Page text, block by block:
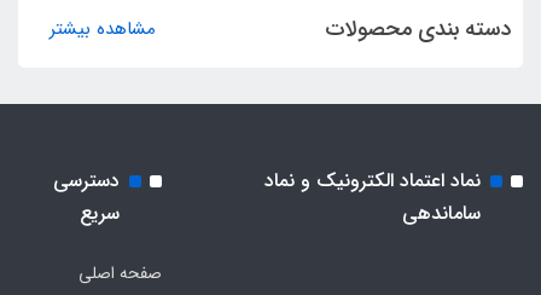
دسته بندی محصولات مشاهده بیشتر
نماد اعتماد الکترونیک و نماد
ساماندهی
دسترسی
سریع
صفحه اصلی